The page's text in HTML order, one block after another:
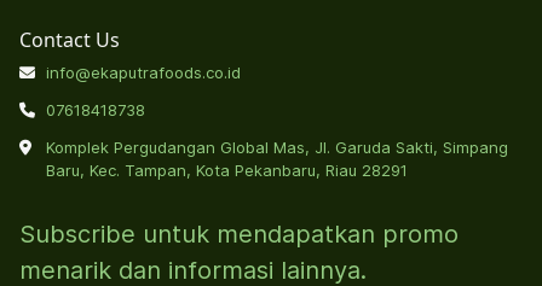
Contact Us
info@ekaputrafoods.co.id
07618418738
Komplek Pergudangan Global Mas, Jl. Garuda Sakti, Simpang
Baru, Kec. Tampan, Kota Pekanbaru, Riau 28291
Subscribe untuk mendapatkan promo
menarik dan informasi lainnya.